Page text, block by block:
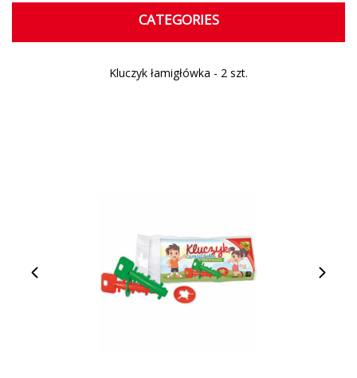
CATEGORIES
Kluczyk łamigłówka - 2 szt.